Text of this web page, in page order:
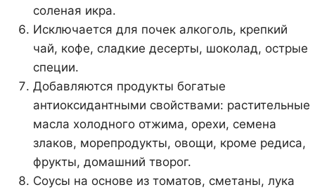
соленая икра.
Исключается для почек алкоголь, крепкий
чай, кофе, сладкие десерты, шоколад, острые
специи.
Добавляются продукты богатые
антиоксидантными свойствами: растительные
масла холодного отжима, орехи, семена
злаков, морепродукты, овощи, кроме редиса,
фрукты, домашний творог.
Соусы на основе из томатов, сметаны, лука